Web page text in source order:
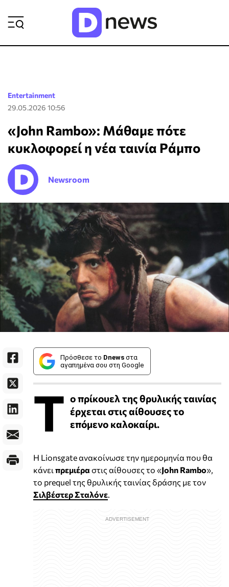
Entertainment
29.05.2026 10:56
«John Rambo»: Μάθαμε πότε
κυκλοφορεί η νέα ταινία Ράμπο
Newsroom
Πρόσθεσε το Dnews στα
αγαπημένα σου στη Google
Τ ο πρίκουελ της θρυλικής ταινίας
έρχεται στις αίθουσες το
επόμενο καλοκαίρι.
Η Lionsgate ανακοίνωσε την ημερομηνία που θα
κάνει πρεμιέρα στις αίθουσες το «John Rambo»,
το prequel της θρυλικής ταινίας δράσης με τον
Σιλβέστερ Σταλόνε